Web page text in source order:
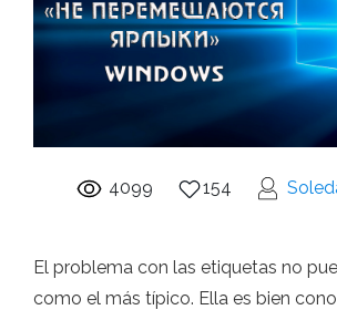
4099 154
El problema con las etiquetas no
como el más típico. Ella es bien